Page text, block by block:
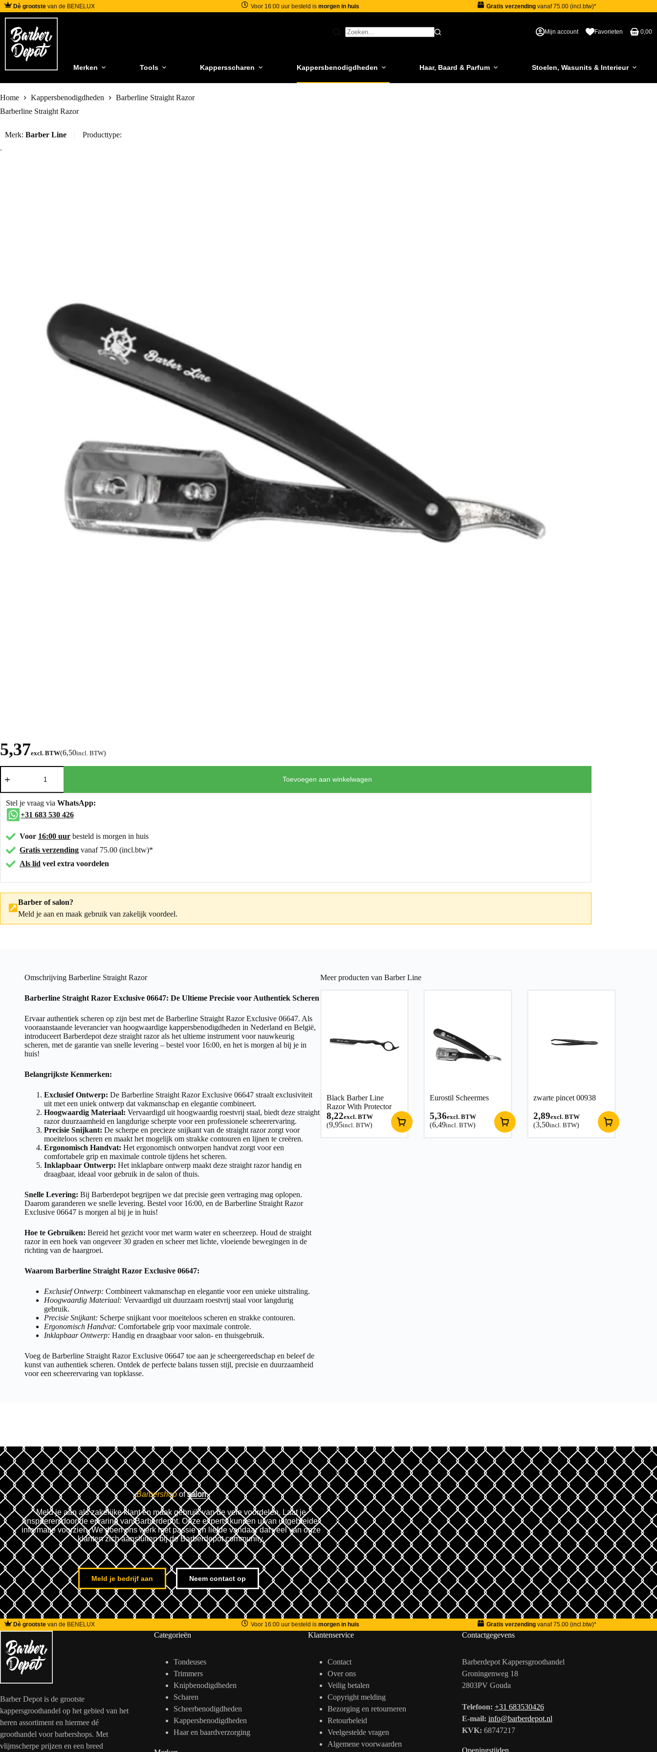
Dè grootste van de BENELUX Voor 16:00 uur besteld ismorgen in huis Gratis verzendingvanaf 75.00 (incl.btw)*
Mijn account Favorieten 0,00
Merken Tools Kappersscharen Kappersbenodigdheden Haar, Baard & Parfum Stoelen, Wasunits & Interieur
Home Kappersbenodigdheden
Barberline Straight Razor
Barberline Straight Razor
Merk: Barber Line Producttype:
5,37excl. BTW(6,50incl. BTW)
Toevoegen aan winkelwagen
Stel je vraag via WhatsApp:
+31 683 530 426
Voor 16:00 uur besteld is morgen in huis
Gratis verzending vanaf 75.00 (incl.btw)*
Als lid veel extra voordelen
Barber of salon?
Meld je aan en maak gebruik van zakelijk voordeel.
Omschrijving Barberline Straight Razor
Barberline Straight Razor Exclusive 06647: De Ultieme Precisie voor Authentiek Scheren
Ervaar authentiek scheren op zijn best met de Barberline Straight Razor Exclusive 06647. Als
vooraanstaande leverancier van hoogwaardige kappersbenodigdheden in Nederland en België,
introduceert Barberdepot deze straight razor als het ultieme instrument voor nauwkeurig
scheren, met de garantie van snelle levering – bestel voor 16:00, en het is morgen al bij je in
huis!
Belangrijkste Kenmerken:
Exclusief Ontwerp: De Barberline Straight Razor Exclusive 06647 straalt exclusiviteit
uit met een uniek ontwerp dat vakmanschap en elegantie combineert.
Hoogwaardig Materiaal: Vervaardigd uit hoogwaardig roestvrij staal, biedt deze straight
razor duurzaamheid en langdurige scherpte voor een professionele scheerervaring.
Precisie Snijkant: De scherpe en precieze snijkant van de straight razor zorgt voor
moeiteloos scheren en maakt het mogelijk om strakke contouren en lijnen te creëren.
Ergonomisch Handvat: Het ergonomisch ontworpen handvat zorgt voor een
comfortabele grip en maximale controle tijdens het scheren.
Inklapbaar Ontwerp: Het inklapbare ontwerp maakt deze straight razor handig en
draagbaar, ideaal voor gebruik in de salon of thuis.
Snelle Levering: Bij Barberdepot begrijpen we dat precisie geen vertraging mag oplopen.
Daarom garanderen we snelle levering. Bestel voor 16:00, en de Barberline Straight Razor
Exclusive 06647 is morgen al bij je in huis!
Hoe te Gebruiken: Bereid het gezicht voor met warm water en scheerzeep. Houd de straight
razor in een hoek van ongeveer 30 graden en scheer met lichte, vloeiende bewegingen in de
richting van de haargroei.
Waarom Barberline Straight Razor Exclusive 06647:
Exclusief Ontwerp: Combineert vakmanschap en elegantie voor een unieke uitstraling.
Hoogwaardig Materiaal: Vervaardigd uit duurzaam roestvrij staal voor langdurig
gebruik.
Precisie Snijkant: Scherpe snijkant voor moeiteloos scheren en strakke contouren.
Ergonomisch Handvat: Comfortabele grip voor maximale controle.
Inklapbaar Ontwerp: Handig en draagbaar voor salon- en thuisgebruik.
Voeg de Barberline Straight Razor Exclusive 06647 toe aan je scheergereedschap en beleef de
kunst van authentiek scheren. Ontdek de perfecte balans tussen stijl, precisie en duurzaamheid
voor een scheerervaring van topklasse.
Meer producten van Barber Line
Black Barber Line
Razor With Protector
8,22excl. BTW
(9,95incl. BTW)
Eurostil Scheermes
5,36excl. BTW
(6,49incl. BTW)
zwarte pincet 00938
2,89excl. BTW
(3,50incl. BTW)
Barbershop of salon
Meld je aan als zakelijke klant en maak gebruik van de vele voordelen. Laat je
inspireren door de ervaring van Barberdepot. Onze experts kunnen u van uitgebreide
informatie voorzien. We doen ons werk met passie en liefde vandaar dat veel van onze
klanten zich aansluiten bij de Barberdepot community.
Meld je bedrijf aan Neem contact op
Dè grootste van de BENELUX Voor 16:00 uur besteld ismorgen in huis Gratis verzendingvanaf 75.00 (incl.btw)*
Barber Depot is de grootste
kappersgroothandel op het gebied van het
heren assortiment en hiermee dé
groothandel voor barbershops. Met
vlijmscherpe prijzen en een breed
Categorieën
Tondeuses
Trimmers
Knipbenodigdheden
Scharen
Scheerbenodigdheden
Kappersbenodigdheden
Haar en baardverzorging
Klantenservice
Contact
Over ons
Veilig betalen
Copyright melding
Bezorging en retourneren
Retourbeleid
Veelgestelde vragen
Algemene voorwaarden
Contactgegevens
Barberdepot Kappersgroothandel
Groningenweg 18
2803PV Gouda
Telefoon: +31 683530426
E-mail: info@barberdepot.nl
KVK: 68747217